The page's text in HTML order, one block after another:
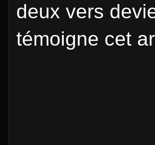
deux vers
témoigne cet